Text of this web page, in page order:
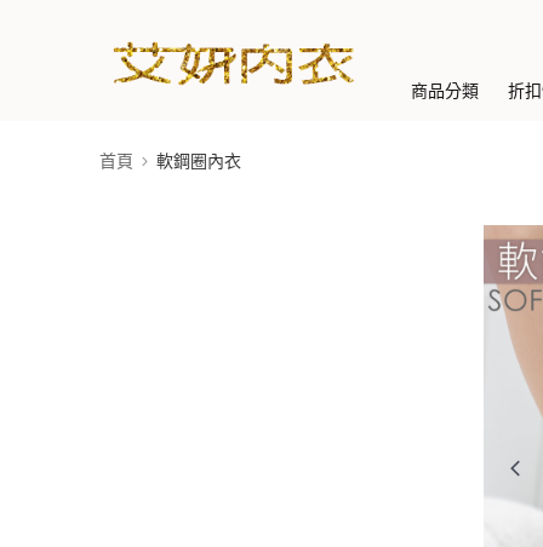
商品分類 折
首頁 軟鋼圈內衣